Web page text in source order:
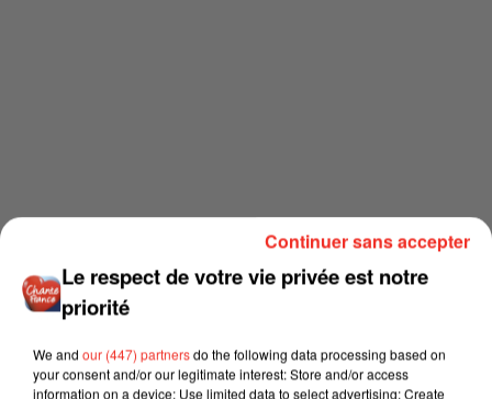
Le respect de votre vie privée est notre
priorité
We and our (447) partnersdo the following data processing based on
your consent and/or our legitimate interest: Store and/or access
information on a device; Use limited data to select advertising; Create
Continuer sans accepter